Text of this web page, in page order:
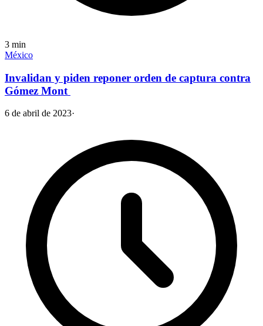
3 min
México
Invalidan y piden reponer orden de captura contra
Gómez Mont
6 de abril de 2023·